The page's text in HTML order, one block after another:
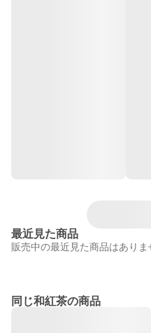
最近見た商品
販売中の最近見た商品はありま
同じ和紅茶の商品